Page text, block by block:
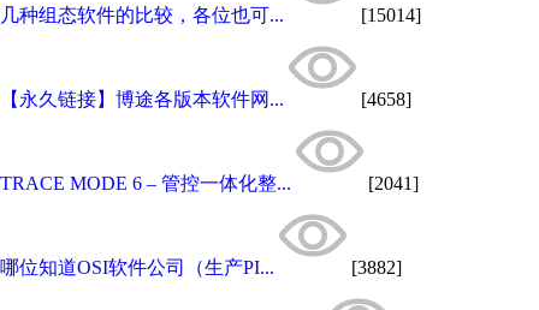
几种组态软件的比较，各位也可... [15014]
【永久链接】博途各版本软件网... [4658]
TRACE MODE 6 – 管控一体化整... [2041]
哪位知道OSI软件公司（生产PI... [3882]